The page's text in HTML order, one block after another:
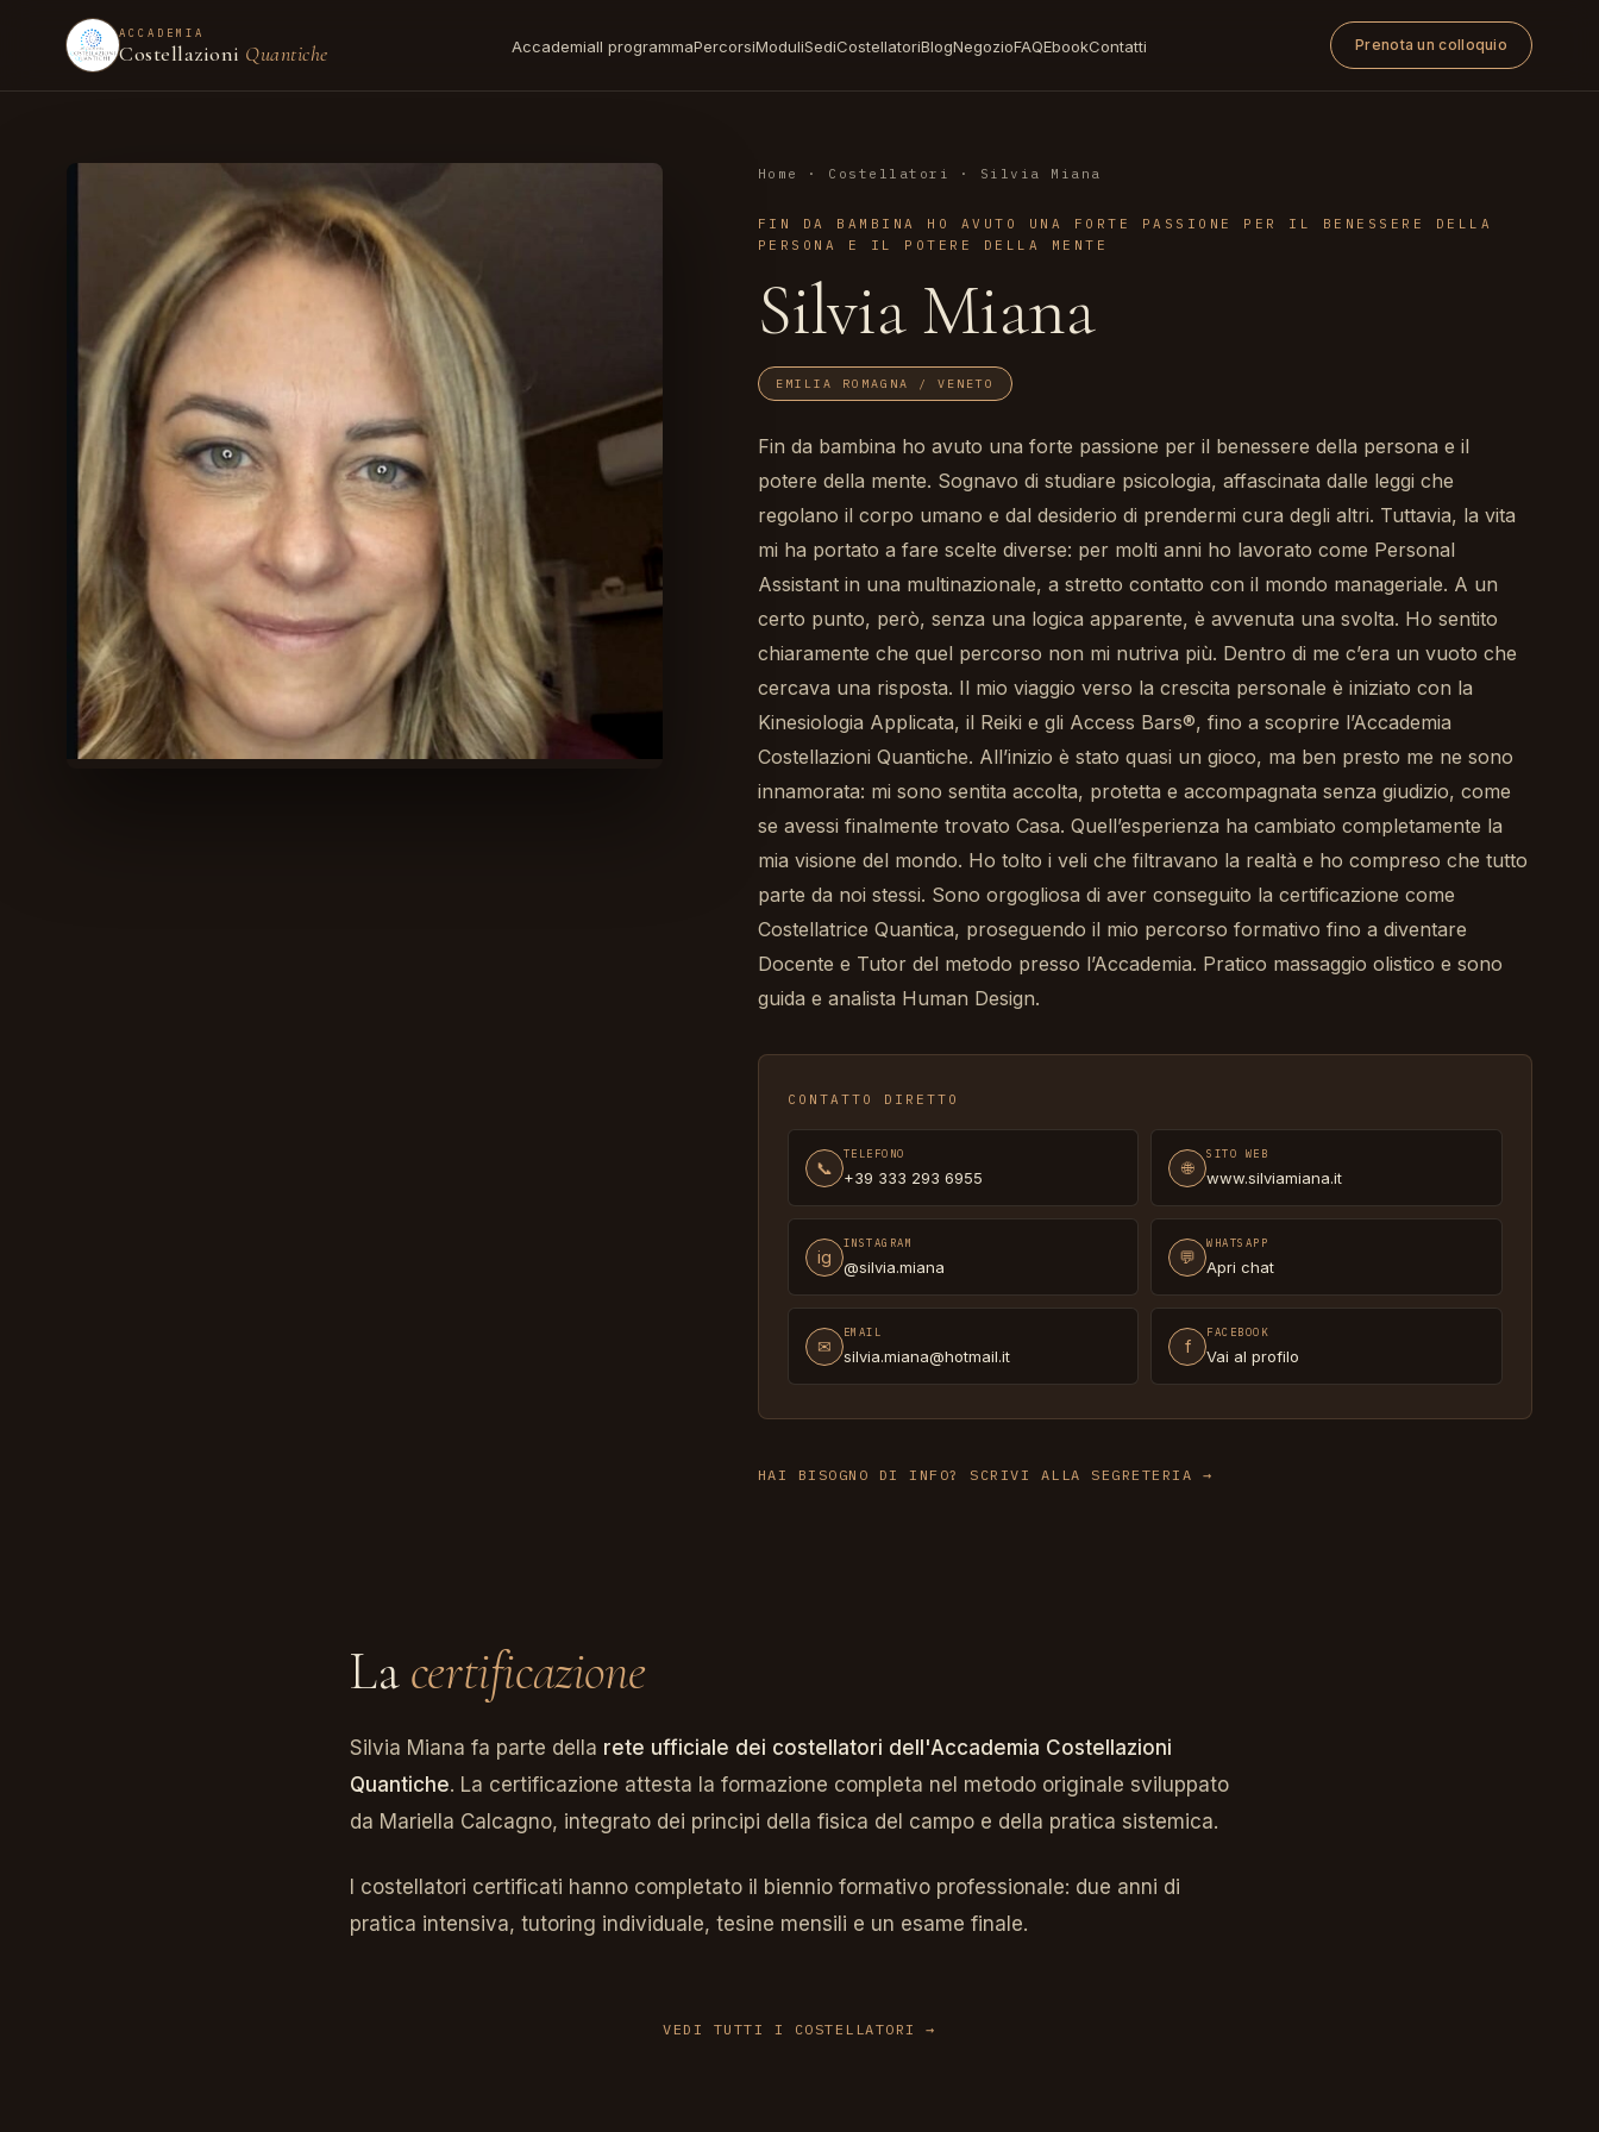
ACCADEMIA
Costellazioni Quantiche AccademiaIl programmaPercorsiModuliSediCostellatoriBlogNegozioFAQEbookContatti Prenota un colloquio
Home · Costellatori · Silvia Miana
FIN DA BAMBINA HO AVUTO UNA FORTE PASSIONE PER IL BENESSERE DELLA
PERSONA E IL POTERE DELLA MENTE
Silvia Miana
EMILIA ROMAGNA / VENETO
Fin da bambina ho avuto una forte passione per il benessere della persona e il
potere della mente. Sognavo di studiare psicologia, affascinata dalle leggi che
regolano il corpo umano e dal desiderio di prendermi cura degli altri. Tuttavia, la vita
mi ha portato a fare scelte diverse: per molti anni ho lavorato come Personal
Assistant in una multinazionale, a stretto contatto con il mondo manageriale. A un
certo punto, però, senza una logica apparente, è avvenuta una svolta. Ho sentito
chiaramente che quel percorso non mi nutriva più. Dentro di me c’era un vuoto che
cercava una risposta. Il mio viaggio verso la crescita personale è iniziato con la
Kinesiologia Applicata, il Reiki e gli Access Bars®, fino a scoprire l’Accademia
Costellazioni Quantiche. All’inizio è stato quasi un gioco, ma ben presto me ne sono
innamorata: mi sono sentita accolta, protetta e accompagnata senza giudizio, come
se avessi finalmente trovato Casa. Quell’esperienza ha cambiato completamente la
mia visione del mondo. Ho tolto i veli che filtravano la realtà e ho compreso che tutto
parte da noi stessi. Sono orgogliosa di aver conseguito la certificazione come
Costellatrice Quantica, proseguendo il mio percorso formativo fino a diventare
Docente e Tutor del metodo presso l’Accademia. Pratico massaggio olistico e sono
guida e analista Human Design.
CONTATTO DIRETTO
📞
TELEFONO
+39 333 293 6955 🌐
SITO WEB
www.silviamiana.it
ig
INSTAGRAM
@silvia.miana 💬
WHATSAPP
Apri chat
✉
EMAIL
silvia.miana@hotmail.it f
FACEBOOK
Vai al profilo
HAI BISOGNO DI INFO? SCRIVI ALLA SEGRETERIA
Lacertificazione
Silvia Miana fa parte della rete ufficiale dei costellatori dell'Accademia Costellazioni
Quantiche. La certificazione attesta la formazione completa nel metodo originale sviluppato
da Mariella Calcagno, integrato dei principi della fisica del campo e della pratica sistemica.
I costellatori certificati hanno completato il biennio formativo professionale: due anni di
pratica intensiva, tutoring individuale, tesine mensili e un esame finale.
VEDI TUTTI I COSTELLATORI